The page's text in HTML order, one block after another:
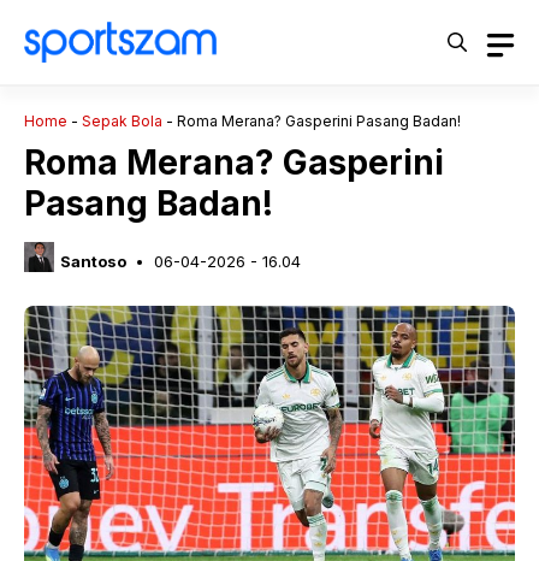
Home - Sepak Bola - Roma Merana? Gasperini Pasang Badan!
Roma Merana? Gasperini
Pasang Badan!
Santoso 06-04-2026 - 16.04